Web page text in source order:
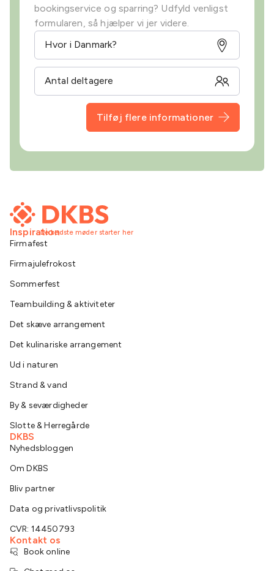
bookingservice og sparring? Udfyld venligst
formularen, så hjælper vi jer videre.
Tilføj flere informationer
De bedste møder starter her
Inspiration
Firmafest
Firmajulefrokost
Sommerfest
Teambuilding & aktiviteter
Det skæve arrangement
Det kulinariske arrangement
Ud i naturen
Strand & vand
By & seværdigheder
Slotte & Herregårde
DKBS
Nyhedsbloggen
Om DKBS
Bliv partner
Data og privatlivspolitik
CVR: 14450793
Kontakt os
Book online